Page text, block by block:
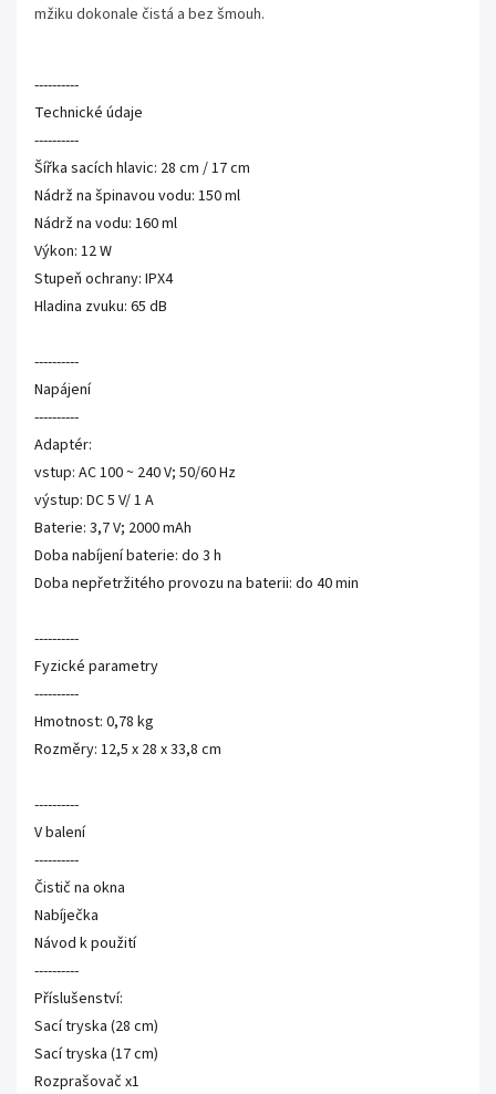
mžiku dokonale čistá a bez šmouh.
----------
Technické údaje
----------
Šířka sacích hlavic: 28 cm / 17 cm
Nádrž na špinavou vodu: 150 ml
Nádrž na vodu: 160 ml
Výkon: 12 W
Stupeň ochrany: IPX4
Hladina zvuku: 65 dB
----------
Napájení
----------
Adaptér:
vstup: AC 100 ~ 240 V; 50/60 Hz
výstup: DC 5 V/ 1 A
Baterie: 3,7 V; 2000 mAh
Doba nabíjení baterie: do 3 h
Doba nepřetržitého provozu na baterii: do 40 min
----------
Fyzické parametry
----------
Hmotnost: 0,78 kg
Rozměry: 12,5 x 28 x 33,8 cm
----------
V balení
----------
Čistič na okna
Nabíječka
Návod k použití
----------
Příslušenství:
Sací tryska (28 cm)
Sací tryska (17 cm)
Rozprašovač x1